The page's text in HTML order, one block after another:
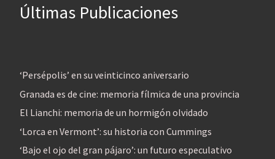
Últimas Publicaciones
‘Persépolis’ en su veinticinco aniversario
Granada es de cine: memoria fílmica de una provincia
El Lianchi: memoria de un hormigón olvidado
‘Lorca en Vermont’: su historia con Cummings
‘Bajo el ojo del gran pájaro’: un futuro especulativo